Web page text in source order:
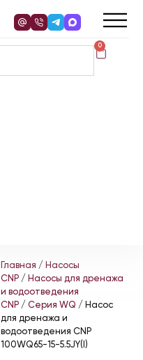
0
Главная / Насосы
CNP / Насосы для дренажа
и водоотведения
CNP / Серия WQ / Насос
для дренажа и
водоотведения CNP
100WQ65-15-5.5JY(I)